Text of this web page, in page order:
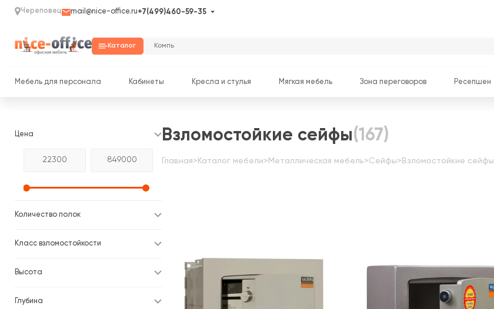
Череповец mail@nice-office.ru+7(499)460-59-35
Каталог
Мебель для персонала Кабинеты Кресла и стулья Мягкая мебель Зона переговоров Ресепшен
Цена
Количество полок
Класс взломостойкости
Высота
Глубина
Взломостойкие сейфы(167)
Главная> Каталог мебели> Металлическая мебель>Сейфы> Взломостойкие сейфы